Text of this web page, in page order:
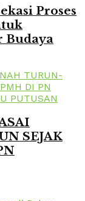
Proses
Budaya
SEJAK